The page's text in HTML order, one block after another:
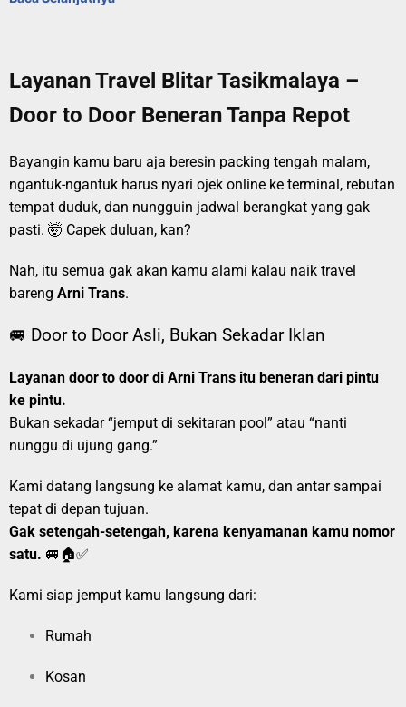
Layanan Travel Blitar Tasikmalaya –
Door to Door Beneran Tanpa Repot
Bayangin kamu baru aja beresin packing tengah malam,
ngantuk-ngantuk harus nyari ojek online ke terminal, rebutan
tempat duduk, dan nungguin jadwal berangkat yang gak
pasti. 🤯 Capek duluan, kan?
Nah, itu semua gak akan kamu alami kalau naik travel
bareng Arni Trans.
🚐 Door to Door Asli, Bukan Sekadar Iklan
Layanan door to door di Arni Trans itu beneran dari pintu
ke pintu.
Bukan sekadar “jemput di sekitaran pool” atau “nanti
nunggu di ujung gang.”
Kami datang langsung ke alamat kamu, dan antar sampai
tepat di depan tujuan.
Gak setengah-setengah, karena kenyamanan kamu nomor
satu. 🚐🏠✅
Kami siap jemput kamu langsung dari:
Rumah
Kosan